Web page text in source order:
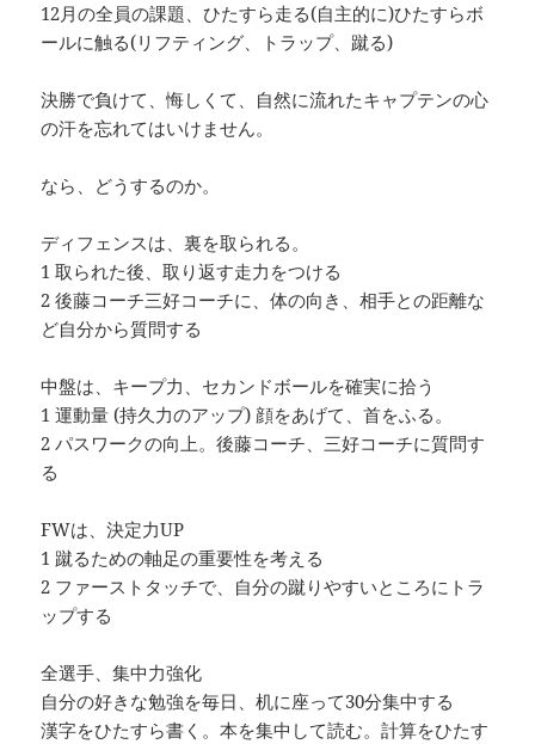
12月の全員の課題、ひたすら走る(自主的に)ひたすらボ
ールに触る(リフティング、トラップ、蹴る)
決勝で負けて、悔しくて、自然に流れたキャプテンの心
の汗を忘れてはいけません。
なら、どうするのか。
ディフェンスは、裏を取られる。
1 取られた後、取り返す走力をつける
2 後藤コーチ三好コーチに、体の向き、相手との距離な
ど自分から質問する
中盤は、キープ力、セカンドボールを確実に拾う
1 運動量 (持久力のアップ) 顔をあげて、首をふる。
2 パスワークの向上。後藤コーチ、三好コーチに質問す
る
FWは、決定力UP
1 蹴るための軸足の重要性を考える
2 ファーストタッチで、自分の蹴りやすいところにトラ
ップする
全選手、集中力強化
自分の好きな勉強を毎日、机に座って30分集中する
漢字をひたすら書く。本を集中して読む。計算をひたす